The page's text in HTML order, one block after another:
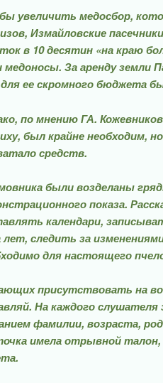
увеличить медосбор,
Измайловс­кие
в 10 десятин «на краю
медоносы. За аренду зем­ли
ее скромно­го бюджета
по мнению ГА.
был край­не необходим,
средств.
были возделаны
показа.
кален­дари,
лет, сле­дить за
для настоящего
присутствовать на
На каждого слушателя
фамилии, возраста,
имела от­рывной